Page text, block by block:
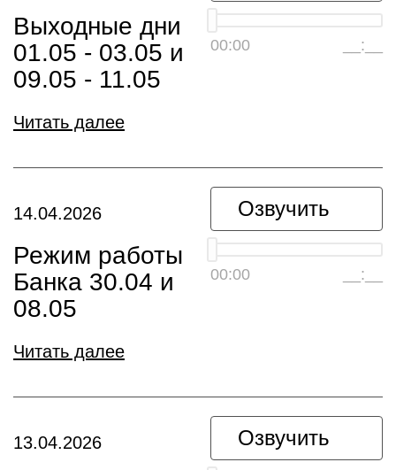
00:00 __:__
Выходные дни
01.05 - 03.05 и
09.05 - 11.05
Читать далее
Озвучить
00:00 __:__
14.04.2026
Режим работы
Банка 30.04 и
08.05
Читать далее
Озвучить
13.04.2026